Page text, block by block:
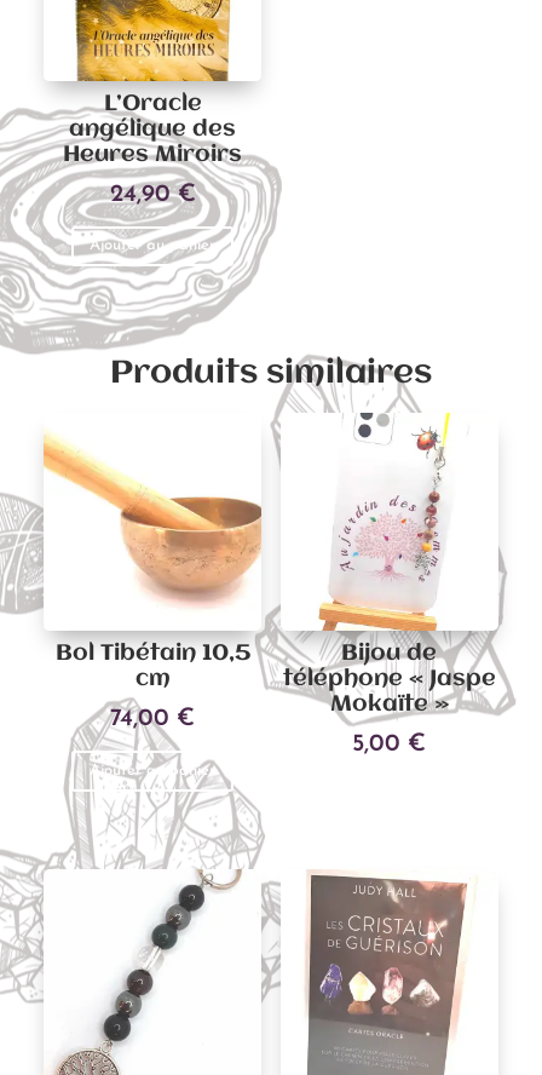
L’Oracle
angélique des
Heures Miroirs
24,90€
Ajouter au panier
Produits similaires
Bol Tibétain 10,5
cm
74,00 €
Ajouter au panier
Bijou de
téléphone « Jaspe
Mokaïte »
5,00 €